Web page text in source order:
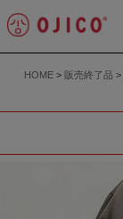
HOME 販売終了品